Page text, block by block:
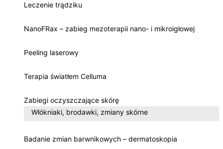
Leczenie trądziku
NanoFRax – zabieg mezoterapii nano- i mikroigłowej
Peeling laserowy
Terapia światłem Celluma
Zabiegi oczyszczające skórę
Włókniaki, brodawki, zmiany skórne
Badanie zmian barwnikowych – dermatoskopia